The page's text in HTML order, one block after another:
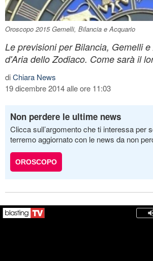
Oroscopo 2015 Gemelli, Bilancia e Acquario
Le previsioni per Bilancia, Gemelli
d'Aria dello Zodiaco. Come sarà il
diChiara News
19 dicembre 2014 alle ore 11:03
Non perdere le ultime news
Clicca sull’argomento che ti interessa per
terremo aggiornato con le news da non
OROSCOPO